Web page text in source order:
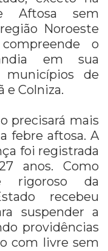
Aftosa sem
Noroeste
o
em sua
de
e Colniza.
precisará mais
febre aftosa. A
foi registrada
anos. Como
rigoroso da
recebeu
suspender a
providências
com livre sem